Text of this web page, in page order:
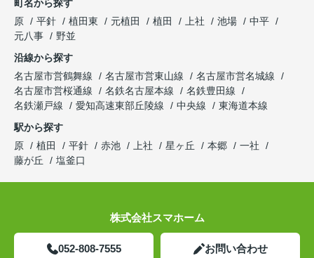
町名から探す
原
平針 植田東 元植田 植田 上社 池場
中平
元八事
野並
沿線から探す
名古屋市営鶴舞線
名古屋市営東山線
名古屋市営名城線
名古屋市営桜通線
名鉄名古屋本線
名鉄豊田線
名鉄瀬戸線
愛知高速東部丘陵線 中央線
東海道本線
駅から探す
原
植田 平針 赤池 上社 星ヶ丘 本郷
一社
藤が丘
塩釜口
株式会社スマホーム
052-808-7555 お問い合わせ